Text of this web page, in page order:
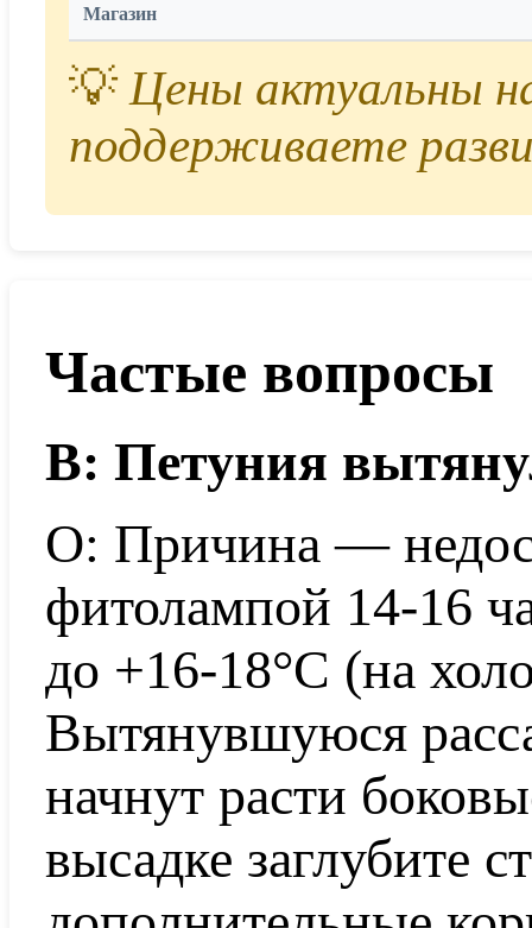
Магазин
💡Цены актуальны
поддерживаете
Частые вопросы
В: Петуния
О: Причина —
фитолампой 14-16
до +16-18°C (на
Вытянувшуюся
начнут расти
высадке заглубите